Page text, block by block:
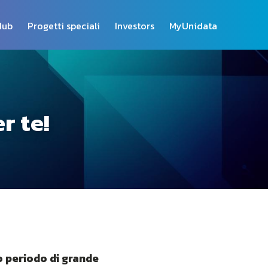
Progetti speciali Investors MyUnidata
te!
periodo di grande